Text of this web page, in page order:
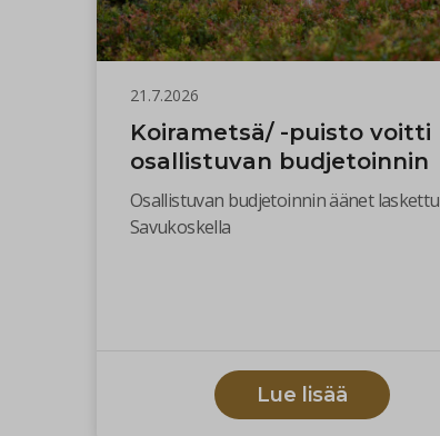
21.7.2026
Koirametsä/ -puisto voitti
osallistuvan budjetoinnin
Osallistuvan budjetoinnin äänet laskettu
Savukoskella
Lue lisää